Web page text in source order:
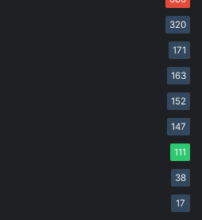
320
171
163
152
147
111
38
17